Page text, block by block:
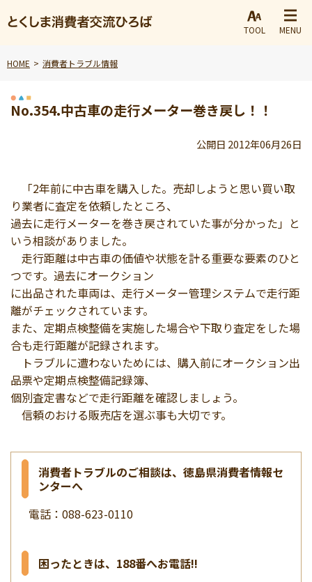
TOOL MENU
HOME 消費者トラブル情報
No.354.中古車の走行メーター巻き戻し！！
公開日 2012年06月26日
「2年前に中古車を購入した。売却しようと思い買い取
り業者に査定を依頼したところ、
過去に走行メーターを巻き戻されていた事が分かった」と
いう相談がありました。
走行距離は中古車の価値や状態を計る重要な要素のひと
つです。過去にオークション
に出品された車両は、走行メーター管理システムで走行距
離がチェックされています。
また、定期点検整備を実施した場合や下取り査定をした場
合も走行距離が記録されます。
トラブルに遭わないためには、購入前にオークション出
品票や定期点検整備記録簿、
個別査定書などで走行距離を確認しましょう。
信頼のおける販売店を選ぶ事も大切です。
消費者トラブルのご相談は、徳島県消費者情報セ
ンターへ
電話：088-623-0110
困ったときは、188番へお電話!!